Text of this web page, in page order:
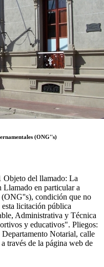
(ONG''s)
del llamado: La
Llamado en particular a
(ONG''s), condición que no
esta licitación pública
Administrativa y Técnica
y educativos". Pliegos:
Notarial, calle
través de la página web de